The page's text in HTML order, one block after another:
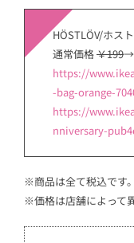
HÖSTLÖV/ホス
通常価格￥199→
https://
-bag-orange-
https://
nniversary-
※商品は全て税込です。
※価格は店舗によって